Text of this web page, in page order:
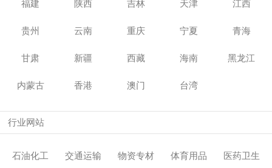
福建 陕西 吉林 天津 江西
贵州 云南 重庆 宁夏 青海
甘肃 新疆 西藏 海南 黑龙江
内蒙古 香港 澳门 台湾
行业网站
石油化工 交通运输 物资专材 体育用品 医药卫生